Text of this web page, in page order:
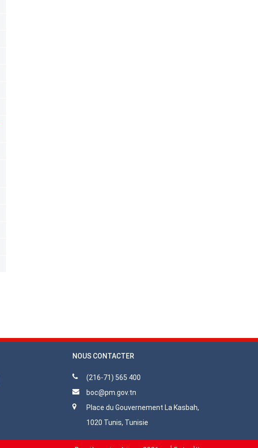
NOUS CONTACTER
(216-71) 565 400
boc@pm.gov.tn
Place du Gouvernement La Kasbah,
1020 Tunis, Tunisie